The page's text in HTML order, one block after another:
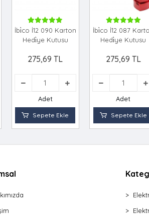
İbi̇co İ12 090 Karton
Hedi̇ye Kutusu
275,69 TL
Adet
Sepete Ekle
İbi̇co İ12 087
Hedi̇ye Kutusu
275,69 TL
Adet
Sepete Ekle